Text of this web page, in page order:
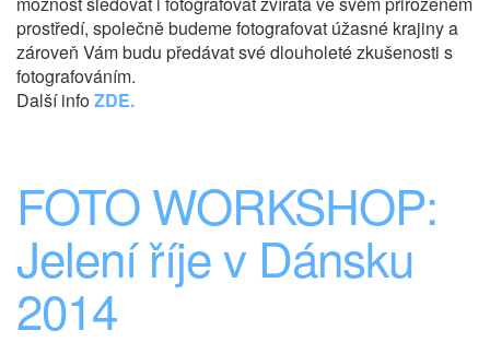
prostředí, společně budeme fotografovat úžasné krajiny a
zároveň Vám budu předávat své dlouholeté zkušenosti s
fotografováním.
Další infoZDE.
FOTO WORKSHOP:
Jelení říje v Dánsku
2014